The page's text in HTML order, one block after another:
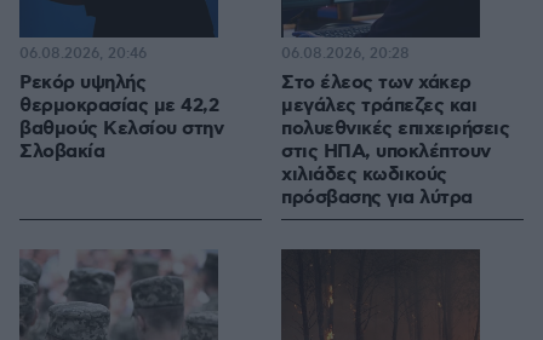
Ρεκόρ υψηλής
θερμοκρασίας με 42,2
βαθμούς Κελσίου στην
Σλοβακία
06.08.2026, 20:46
Στο έλεος των χάκερ
μεγάλες τράπεζες και
πολυεθνικές επιχειρήσεις
στις ΗΠΑ, υποκλέπτουν
χιλιάδες κωδικούς
πρόσβασης για λύτρα
06.08.2026, 20:28